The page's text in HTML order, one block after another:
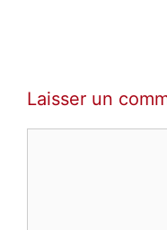
Laisser un